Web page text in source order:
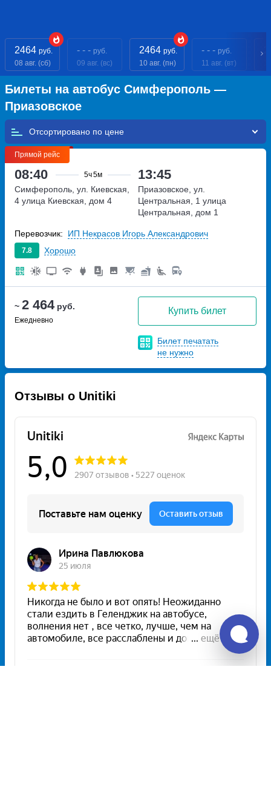
2464 руб.
08 авг. (сб)
- - - руб.
09 авг. (вс)
2464 руб.
10 авг. (пн)
- - - руб.
11 авг. (вт)
Билеты на автобус Симферополь —
Приазовское
Отсортировано по
Прямой рейс
08:40 5ч5м 13:45
~ 2 464руб.
Ежедневно
Купить билет
Билет печатать
не нужно
Симферополь, ул. Киевская,
4 улица Киевская, дом 4
Приазовское, ул.
Центральная, 1 улица
Центральная, дом 1
7.8 Хорошо
Перевозчик: ИП Некрасов Игорь Александрович
Отзывы о Unitiki